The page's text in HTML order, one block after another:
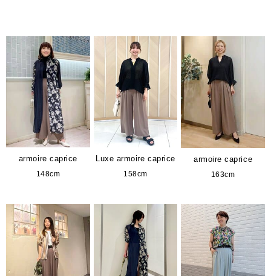
armoire caprice
148cm
Luxe armoire caprice
158cm
armoire caprice
163cm